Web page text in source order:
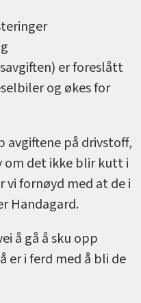
er foreslått
og økes for
avgiftene på drivstoff,
om det ikke blir kutt i
vi fornøyd med at de i
Handagard.
å gå å sku opp
er i ferd med å bli de